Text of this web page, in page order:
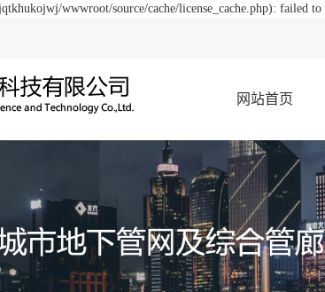
wwwroot/source/cache/license_cache.php): failed
网站首页